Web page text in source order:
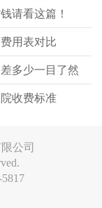
请看这篇！
用表对比
多少一目了然
收费标准
公司